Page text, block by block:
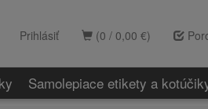
(0 / 0,00 €)
Prihlásiť
Samolepiace etikety a